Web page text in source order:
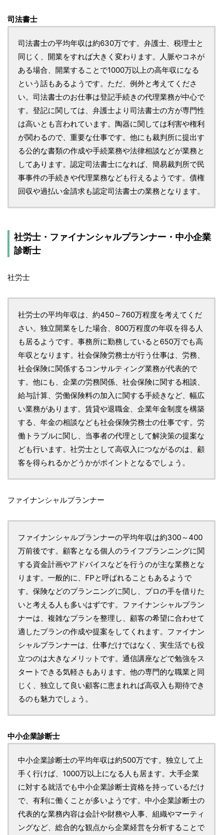
司法書士
司法書士の平均年収は約630万です。弁護士、税理士と
同じく、開業をすれば大きく変わります。人脈やコネが
ある場合、開業することで1000万以上の高年収になる
という話もあるようです。ただ、例外と考えてくださ
い。司法書士のお仕事は登記手続きの代理業務が中心で
す。登記に関しては、弁護士より司法書士の方が専門性
は高いとも言われています。陶器に関しては利害や権利
が関わるので、重要な仕事です。他にも裁判所に提出す
る公的な書類の作成や手続業務や法律相談などが業務と
してあります。認定司法書士になれば、簡易裁判所で民
事事件の手続きや代理業務なども行えるようです。債権
回収や過払い金請求も認定司法書士の業務となります。
社労士・ファイナンシャルプランナー・中小企業
診断士
社労士
社労士の平均年収は、約450～760万程度を考えてくだ
さい。独立開業をした場合、800万程度の年収を得る人
も居るようです。事務所に勤務していると650万でも高
年収となります。社会保険労務士が行う仕事は、労務、
社会保険に関係するコンサルティング業務が代表的で
す。他にも、企業の労務関係、社会保険に関する相談、
給与計算、労働保険料の加入に関する手続きなど、幅広
い業務があります。賃貸や退職金、企業年金制度を構築
する、年金の相談なども社会保険労務士の仕事です。労
働トラブルに関し、当事者の代理として解決策の提案な
ども行います。社労士として高収入につながるのは、顧
客を得られるかどうかがポイントとなるでしょう。
ファイナンシャルプランナー
ファイナンシャルプランナーの平均年収は約300～400
万前後です。顧客となる個人のライフプランニングに関
する資金計画やアドバイスなどを行うのが主な業務とな
ります。一般的に、FPと呼ばれることもあるようで
す。保険などのプランニングに関し、プロの手を借りた
いと考える人も多いはずです。ファイナンシャルプラン
ナーは、複雑なプランを整理し、顧客の希望に合わせて
適したプランの作成や提案をしてくれます。ファイナン
シャルプランナーは、仕事だけではなく、実生活でも役
立つのは大きなメリットです。通信講座などで勉強をス
タートできる気軽さもあります。他の専門的な職業と同
じく、独立して良い顧客に恵まれれば高収入も期待でき
るのも魅力でしょう。
中小企業診断士
中小企業診断士の平均年収は約500万です。独立して上
手く行けば、1000万以上になる人も居ます。大手企業
に対する就活でも中小企業診断士資格を持っているだけ
で、有利に働くことが多いようです。中小企業診断士の
代表的な業務内容は会計や財務や人事、組織やマーティ
ングなど、総合的な観点から企業経営を分析することで